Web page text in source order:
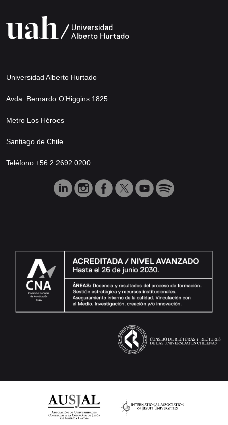
Universidad Alberto Hurtado
Avda. Bernardo O’Higgins 1825
Metro Los Héroes
Santiago de Chile
Teléfono +56 2 2692 0200